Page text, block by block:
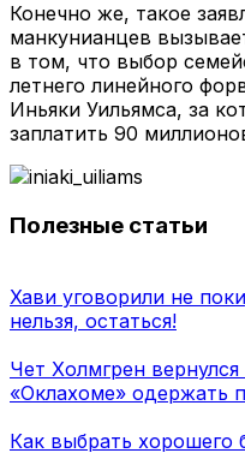
Конечно же, такое
манкунианцев
в том, что выбор
летнего линейного
Иньяки Уильямса, за
заплатить 90
Полезные статьи
Хави уговорили не
нельзя, остаться!
Чет Холмгрен
«Оклахоме» одержать
Как выбрать хорошего